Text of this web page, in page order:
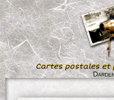
Cartes postales et